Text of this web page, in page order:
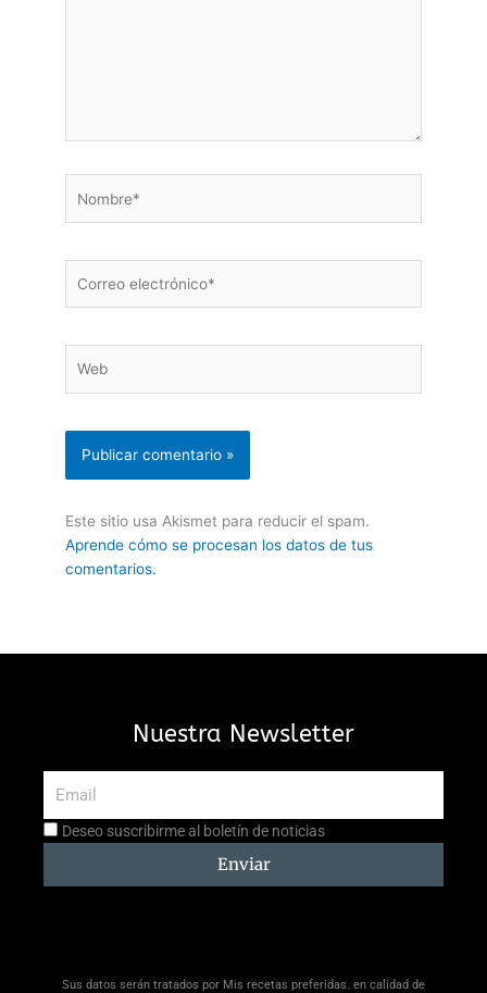
electrónico*
Este sitio usa Akismet para reducir el spam.
Aprende cómo se procesan los datos de tus
comentarios.
Nuestra Newsletter
Aceptación
Deseo suscribirme al boletín de noticias
Enviar
Sus datos serán tratados por Mis recetas preferidas. en calidad de